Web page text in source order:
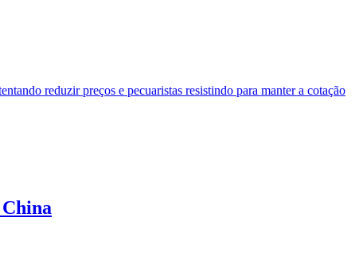
reduzir preços e pecuaristas resistindo para manter a cotação